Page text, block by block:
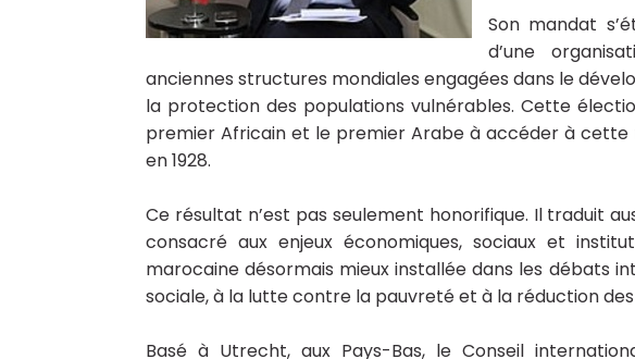
Son mandat
d’une
anciennes structures mondiales engagées dans le
la protection des populations vulnérables. Cette
premier Africain et le premier Arabe à accéder à cette
en 1928.
Ce résultat n’est pas seulement honorifique. Il traduit
consacré aux enjeux économiques, sociaux et
marocaine désormais mieux installée dans les débats
sociale, à la lutte contre la pauvreté et à la réduction
Basé à Utrecht, aux Pays-Bas, le Conseil